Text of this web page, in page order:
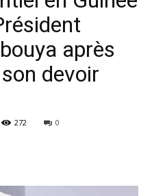
après
devoir
272 0